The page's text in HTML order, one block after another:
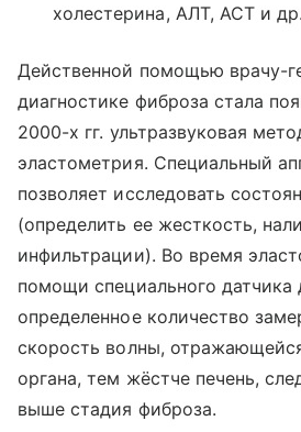
холестерина, АЛТ, АСТ и
Действенной помощью врачу-
диагностике фиброза стала
2000-х гг. ультразвуковая
эластометрия. Специальный
позволяет исследовать
(определить ее жесткость,
инфильтрации). Во время
помощи специального датчика
определенное количество
скорость волны,
органа, тем жёстче печень,
выше стадия фиброза.